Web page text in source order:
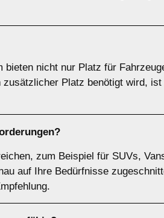
nicht nur Platz für
Platz benötigt wird,
zum Beispiel für SUVs,
auf Ihre Bedürfnisse